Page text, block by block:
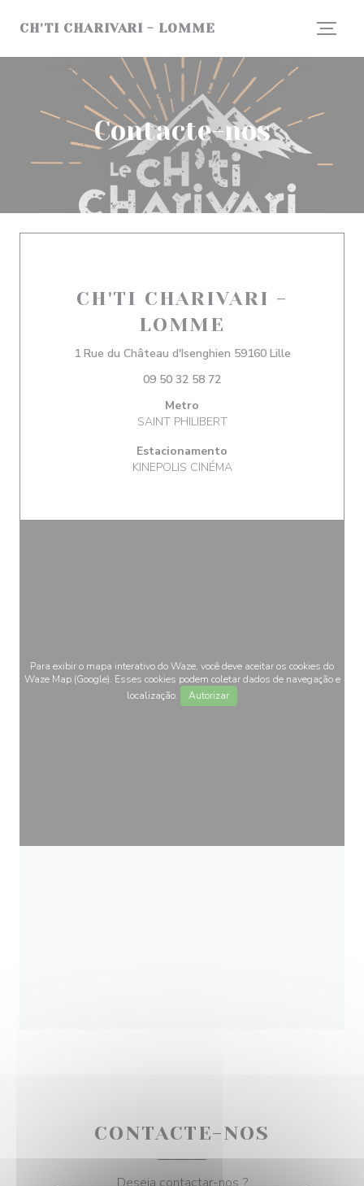
CH'TI CHARIVARI - LOMME
Contacte-nos
CH'TI CHARIVARI -
LOMME
1 Rue du Château d'Isenghien 59160 Lille((abre numa
09 50 32 58 72
Metro
SAINT PHILIBERT
Estacionamento
KINEPOLIS CINÉMA
Para exibir o mapa interativo do Waze, você deve aceitar os cookies do
Waze Map (Google). Esses cookies podem coletar dados de navegação e
localização.
Autorizar
CONTACTE-NOS